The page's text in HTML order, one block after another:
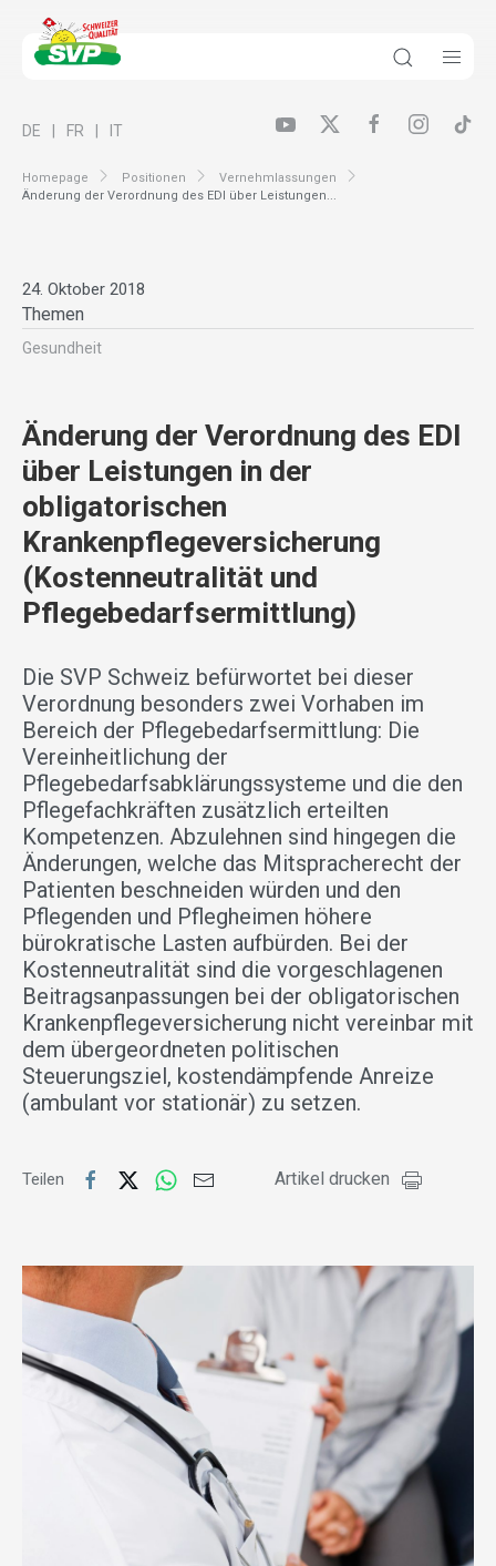
Homepage Positionen
Vernehmlassungen
Änderung der Verordnung des EDI über Leistungen...
DE FR IT
24. Oktober 2018
Themen
Gesundheit
Änderung der Verordnung des EDI
über Leistungen in der
obligatorischen
Krankenpflegeversicherung
(Kostenneutralität und
Pflegebedarfsermittlung)
Die SVP Schweiz befürwortet bei dieser
Verordnung besonders zwei Vorhaben im
Bereich der Pflegebedarfsermittlung: Die
Vereinheitlichung der
Pflegebedarfsabklärungssysteme und die den
Pflegefachkräften zusätzlich erteilten
Kompetenzen. Abzulehnen sind hingegen die
Änderungen, welche das Mitspracherecht der
Patienten beschneiden würden und den
Pflegenden und Pflegheimen höhere
bürokratische Lasten aufbürden. Bei der
Kostenneutralität sind die vorgeschlagenen
Beitragsanpassungen bei der obligatorischen
Krankenpflegeversicherung nicht vereinbar mit
dem übergeordneten politischen
Steuerungsziel, kostendämpfende Anreize
(ambulant vor stationär) zu setzen.
Teilen Artikel drucken